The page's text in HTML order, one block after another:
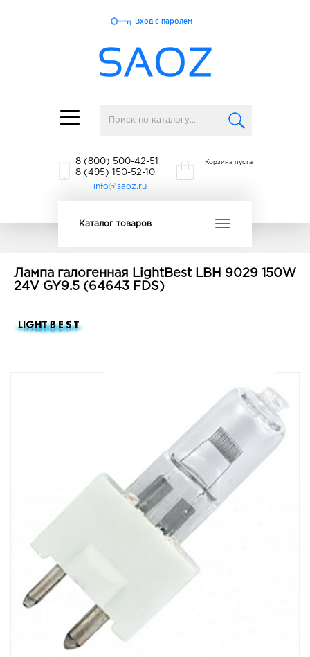
Toggle
navigation
Вход с паролем
8 (800) 500-42-51
8 (495) 150-52-10
info@saoz.ru
Корзина пуста
Toggle
Каталог товаров
Лампа галогенная LightBest LBH 9029 150W
24V GY9.5 (64643 FDS)